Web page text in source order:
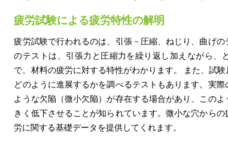
疲労試験による疲労特性の解明
疲労試験で行われるのは、引張－圧縮、ねじり、曲げ
のテストは、引張力と圧縮力を繰り返し加えながら、
で、材料の疲労に対する特性がわかります。 また、試
どのように進展するかを調べるテストもあります。実
ような欠陥（微小欠陥）が存在する場合があり、この
きく低下させることが知られています。微小な穴から
労に関する基礎データを提供してくれます。